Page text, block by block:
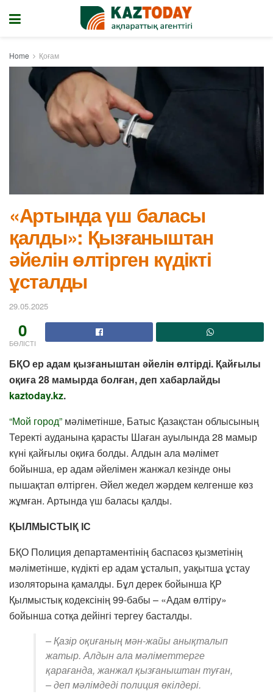
Home Қоғам
«Артында үш баласы
қалды»: Қызғаныштан
әйелін өлтірген күдікті
ұсталды
29.05.2025
0
БӨЛІСТІ
БҚО ер адам қызғаныштан әйелін өлтірді. Қайғылы
оқиға 28 мамырда болған, деп хабарлайды
kaztoday.kz.
“Мой город” мәліметінше, Батыс Қазақстан облысының
Теректі ауданына қарасты Шаған ауылында 28 мамыр
күні қайғылы оқиға болды. Алдын ала мәлімет
бойынша, ер адам әйелімен жанжал кезінде оны
пышақтап өлтірген. Әйел жедел жәрдем келгенше көз
жұмған. Артында үш баласы қалды.
ҚЫЛМЫСТЫҚ ІС
БҚО Полиция департаментінің баспасөз қызметінің
мәліметінше, күдікті ер адам ұсталып, уақытша ұстау
изоляторына қамалды. Бұл дерек бойынша ҚР
Қылмыстық кодексінің 99-бабы – «Адам өлтіру»
бойынша сотқа дейінгі тергеу басталды.
– Қазір оқиғаның мән-жайы анықталып
жатыр. Алдын ала мәліметтерге
қарағанда, жанжал қызғаныштан туған,
– деп мәлімдеді полиция өкілдері.